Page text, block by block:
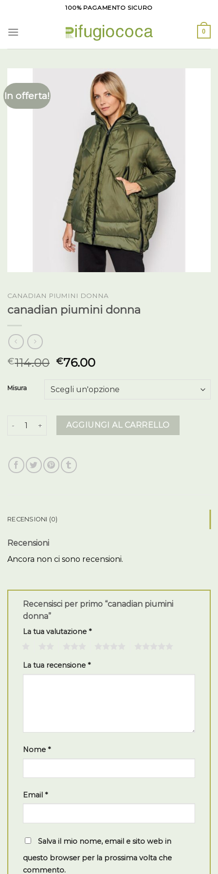
contenuti
100% PAGAMENTO SICURO
0
In offerta!
CANADIAN PIUMINI DONNA
canadian piumini donna
€114.00 €76.00
Misura
canadian piumini donna quantità
AGGIUNGI AL CARRELLO
RECENSIONI (0)
Recensioni
Ancora non ci sono recensioni.
Recensisci per primo “canadian piumini
donna”
La tua valutazione *
La tua recensione *
Nome *
Email *
Salva il mio nome, email e sito web in
questo browser per la prossima volta che
commento.